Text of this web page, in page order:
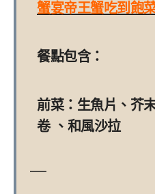
蟹宴帝王蟹吃到飽
餐點包含：
前菜：生魚片、芥
卷 、和風沙拉
—